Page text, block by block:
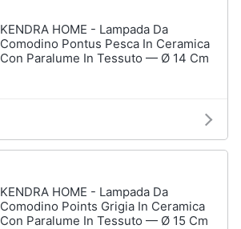
KENDRA HOME - Lampada Da
Comodino Pontus Pesca In Ceramica
Con Paralume In Tessuto — Ø 14 Cm
KENDRA HOME - Lampada Da
Comodino Points Grigia In Ceramica
Con Paralume In Tessuto — Ø 15 Cm